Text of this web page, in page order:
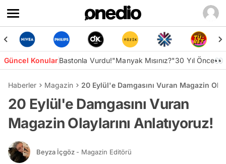
Güncel KonularBastonla Vurdu!"Manyak Mısınız?"30 Yıl Önce👀
Haberler Magazin 20 Eylül'e Damgasını Vuran Magazin
20 Eylül'e Damgasını Vuran
Magazin Olaylarını Anlatıyoruz!
Beyza İçgöz - Magazin Editörü